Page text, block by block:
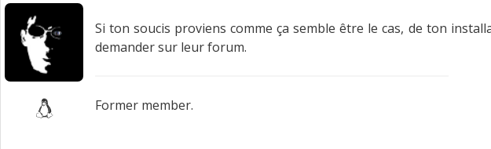
Si ton soucis proviens comme ça semble être le cas, de ton
demander sur leur forum.
Former member.